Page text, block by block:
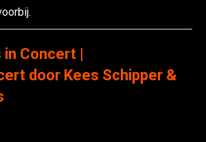
in Concert |
door Kees Schipper &